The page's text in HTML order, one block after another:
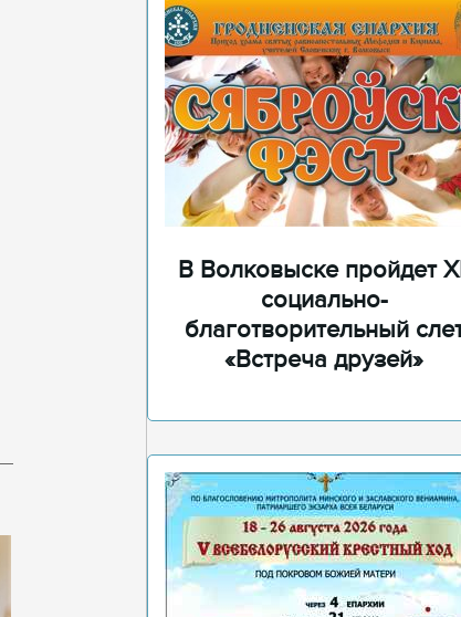
В Волковыске пройдет
социально-
благотворительный
«Встреча друзей»